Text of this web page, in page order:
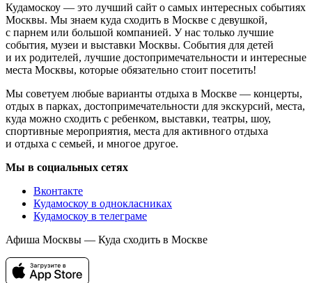
Кудамоскоу — это лучший сайт о самых интересных событиях
Москвы. Мы знаем куда сходить в Москве с девушкой,
с парнем или большой компанией. У нас только лучшие
события, музеи и выставки Москвы. События для детей
и их родителей, лучшие достопримечательности и интересные
места Москвы, которые обязательно стоит посетить!
Мы советуем любые варианты отдыха в Москве — концерты,
отдых в парках, достопримечательности для экскурсий, места,
куда можно сходить с ребенком, выставки, театры, шоу,
спортивные мероприятия, места для активного отдыха
и отдыха с семьей, и многое другое.
Мы в социальных сетях
Вконтакте
Кудамоскоу в однокласниках
Кудамоскоу в телеграме
Афиша Москвы — Куда сходить в Москве